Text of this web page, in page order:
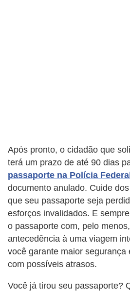
Após pronto, o cidadão que
terá um prazo de até 90 dias
passaporte na Polícia Federal
documento anulado. Cuide
que seu passaporte seja
esforços invalidados. E
o passaporte com, pelo
antecedência à uma viagem
você garante maior segurança
com possíveis atrasos.
Você já tirou seu passaporte?
e
o
r
g
a
n
i
z
ç